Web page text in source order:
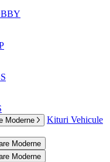
Moderne
Kituri Vehicule
Moderne
Moderne